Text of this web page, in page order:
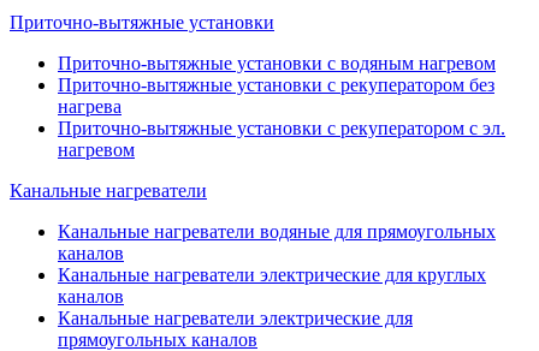
Приточно-вытяжные установки
Приточно-вытяжные установки с водяным нагревом
Приточно-вытяжные установки с рекуператором без
нагрева
Приточно-вытяжные установки с рекуператором с эл.
нагревом
Канальные нагреватели
Канальные нагреватели водяные для прямоугольных
каналов
Канальные нагреватели электрические для круглых
каналов
Канальные нагреватели электрические для
прямоугольных каналов